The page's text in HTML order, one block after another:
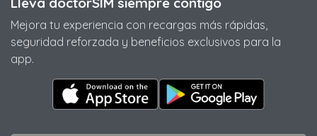
Mejora tu experiencia con recargas más rápidas,
seguridad reforzada y beneficios exclusivos para la
app.